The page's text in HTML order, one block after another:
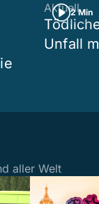
2 Min
Aktuell
Unfall
aller Welt